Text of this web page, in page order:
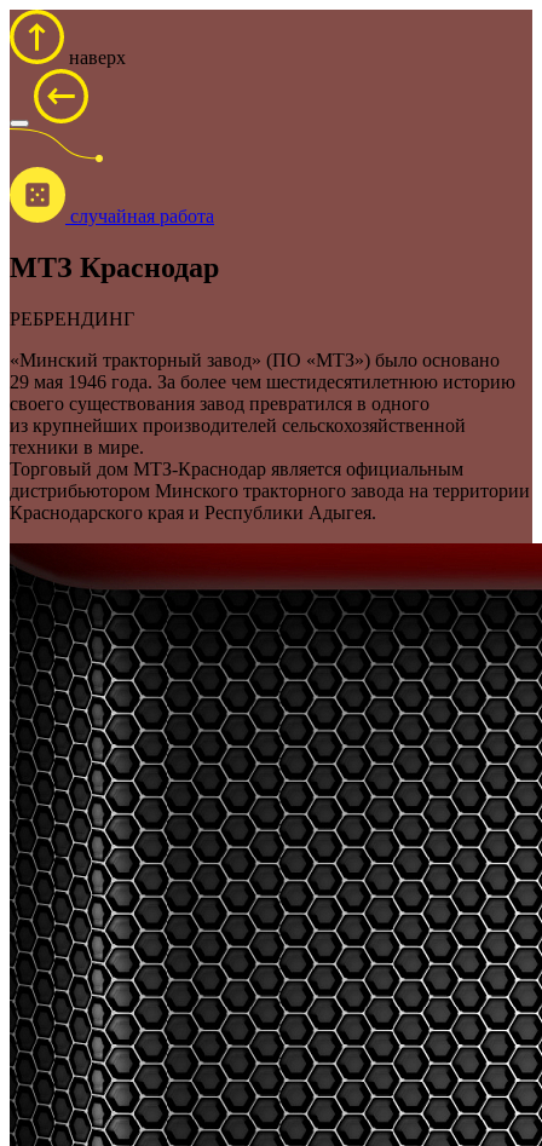
наверх
cлучайная работа
МТЗ Краснодар
РЕБРЕНДИНГ
«Минский тракторный завод» (ПО «МТЗ») было основано
29 мая 1946 года. За более чем шестидесятилетнюю историю
своего существования завод превратился в одного
из крупнейших производителей сельскохозяйственной
техники в мире.
Торговый дом МТЗ-Краснодар является официальным
дистрибьютором Минского тракторного завода на территории
Краснодарского края и Республики Адыгея.